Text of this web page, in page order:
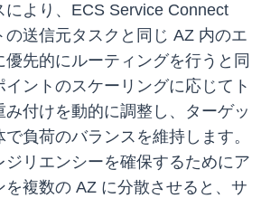
により、ECS Service Connect
の送信元タスクと同じ AZ 内のエ
優先的にルーティングを行うと同
イントのスケーリングに応じてト
み付けを動的に調整し、ターゲッ
で負荷のバランスを維持します。
ジリエンシーを確保するためにア
を複数の AZ に分散させると、サ